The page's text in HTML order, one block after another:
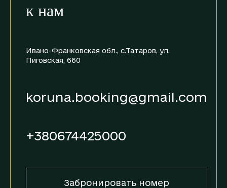
к нам
Ивано-Франковская обл., с.Татаров, ул.
Пиговская, 660
koruna.booking@gmail.com
+380674425000
Забронировать номер